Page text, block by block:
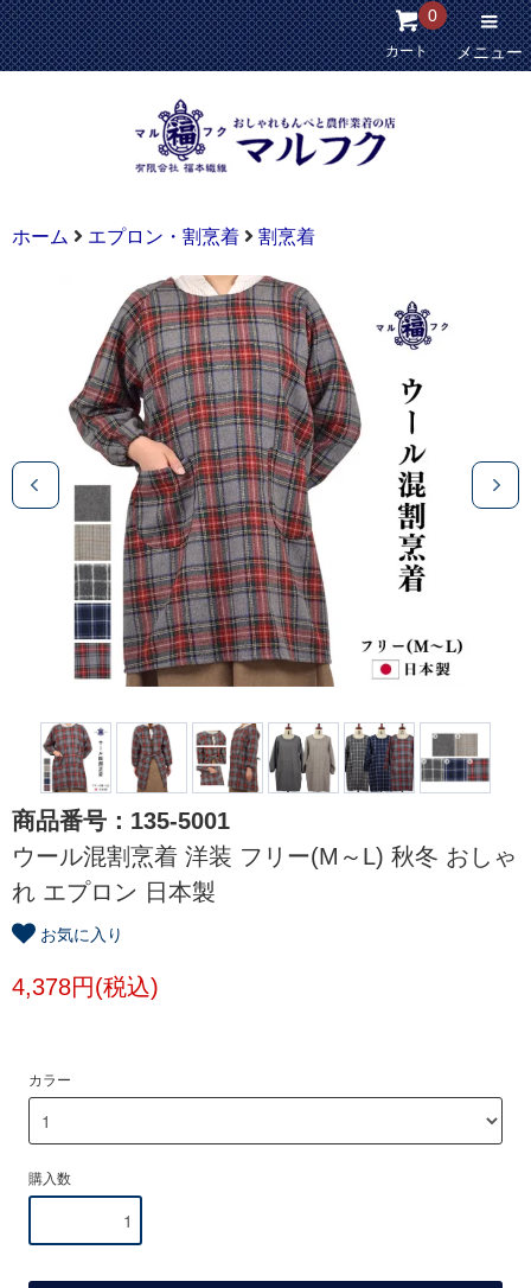
カート
0
メニュー
ホーム エプロン・割烹着 割烹着
商品番号：135-5001
ウール混割烹着 洋装 フリー(M～L) 秋冬 おしゃ
れ エプロン 日本製
お気に入り
4,378円(税込)
カラー
購入数